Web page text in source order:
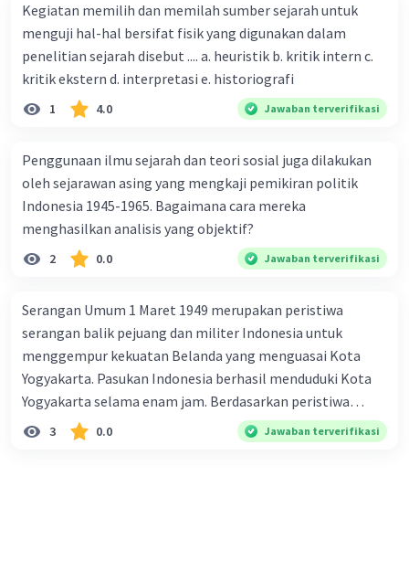
Kegiatan memilih dan memilah sumber sejarah untuk
menguji hal-hal bersifat fisik yang digunakan dalam
penelitian sejarah disebut .... a. heuristik b. kritik intern c.
kritik ekstern d. interpretasi e. historiografi
1 4.0 Jawaban terverifikasi
Penggunaan ilmu sejarah dan teori sosial juga dilakukan
oleh sejarawan asing yang mengkaji pemikiran politik
Indonesia 1945-1965. Bagaimana cara mereka
menghasilkan analisis yang objektif?
2 0.0 Jawaban terverifikasi
Serangan Umum 1 Maret 1949 merupakan peristiwa
serangan balik pejuang dan militer Indonesia untuk
menggempur kekuatan Belanda yang menguasai Kota
Yogyakarta. Pasukan Indonesia berhasil menduduki Kota
Yogyakarta selama enam jam. Berdasarkan peristiwa
tersebut dapat dikatakan bahwa sejarah sebagai peristiwa
adalah... A. ditulis ke dalam satu tulisan sehingga dapat
3 0.0 Jawaban terverifikasi